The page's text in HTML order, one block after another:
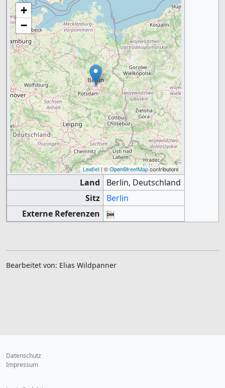
+
−
Leaflet| ©OpenStreetMapcontributors
Land
Berlin, Deutschland
Sitz
Berlin
Externe Referenzen
Bearbeitet von: Elias Wildpanner
Datenschutz
Impressum